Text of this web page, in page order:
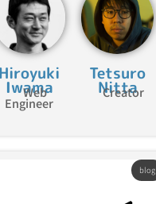
Hiroyuki
Iwama
Web
Engineer
Tetsuro
Nitta
Creator
blog